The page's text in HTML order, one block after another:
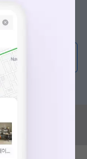
요?
러가기